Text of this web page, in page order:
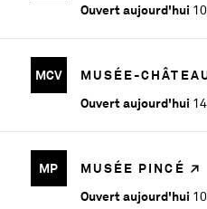
Ouvert aujourd'hui
MCV
MUSÉE-
Ouvert aujourd'hui
MP
MUSÉE PINCÉ
Ouvert aujourd'hui